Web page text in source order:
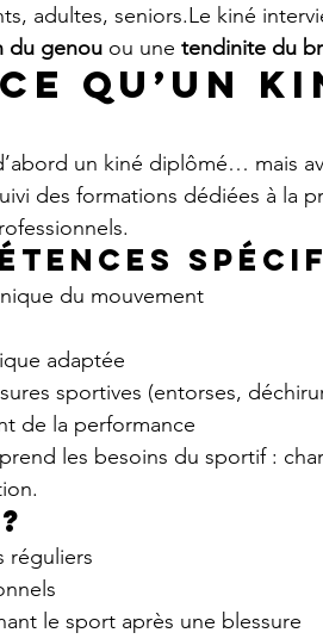
adultes, seniors.Le kiné
du genou ou une tendinite du
ce qu’un
un kiné diplômé… mais
des formations dédiées à la
du mouvement
adaptée
sportives (entorses,
de la performance
les besoins du sportif :
réguliers
le sport après une blessure